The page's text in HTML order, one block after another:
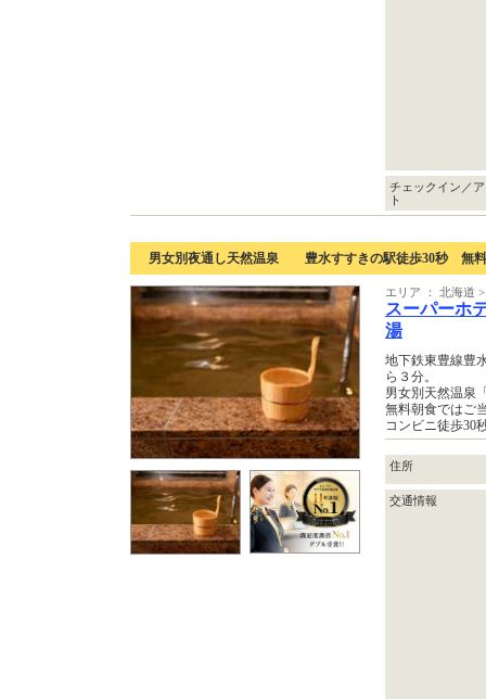
チェックイン／
ト
男女別夜通し天然温泉 豊水すすきの駅徒歩30秒 無料
エリア ： 北海道
スーパーホ
湯
地下鉄東豊線豊
ら３分。
男女別天然温泉
無料朝食ではご
コンビニ徒歩30
住所
交通情報